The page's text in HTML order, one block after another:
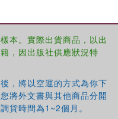
本。實際出貨商品，以出
，因出版社供應狀況特
，將以空運的方式為你下
將外文書與其他商品分開
貨時間為1~2個月。